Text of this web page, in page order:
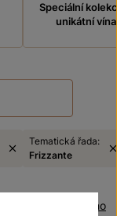
Speciální
unikátní vína
Tematická řada:
Frizzante
Oceněno